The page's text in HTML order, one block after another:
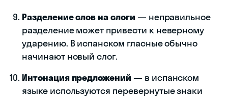
Разделение слов на слоги — неправильное
разделение может привести к неверному
ударению. В испанском гласные обычно
начинают новый слог.
Интонация предложений — в испанском
языке используются перевернутые знаки